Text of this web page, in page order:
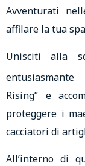
Avventurati
affilare la tua
Unisciti alla
entusiasmante
Rising” e
proteggere i
cacciatori di
All’interno di